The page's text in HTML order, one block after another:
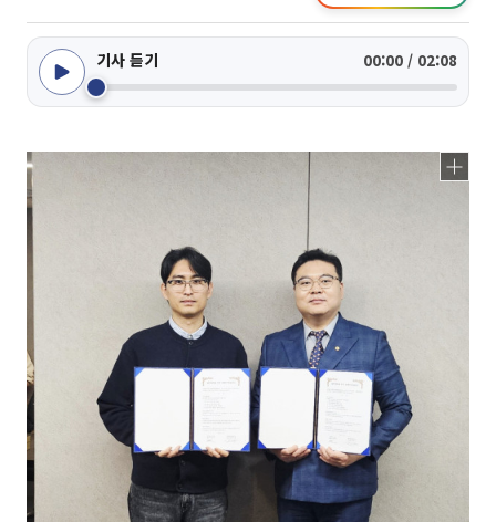
기사 듣기 00:00 / 02:08